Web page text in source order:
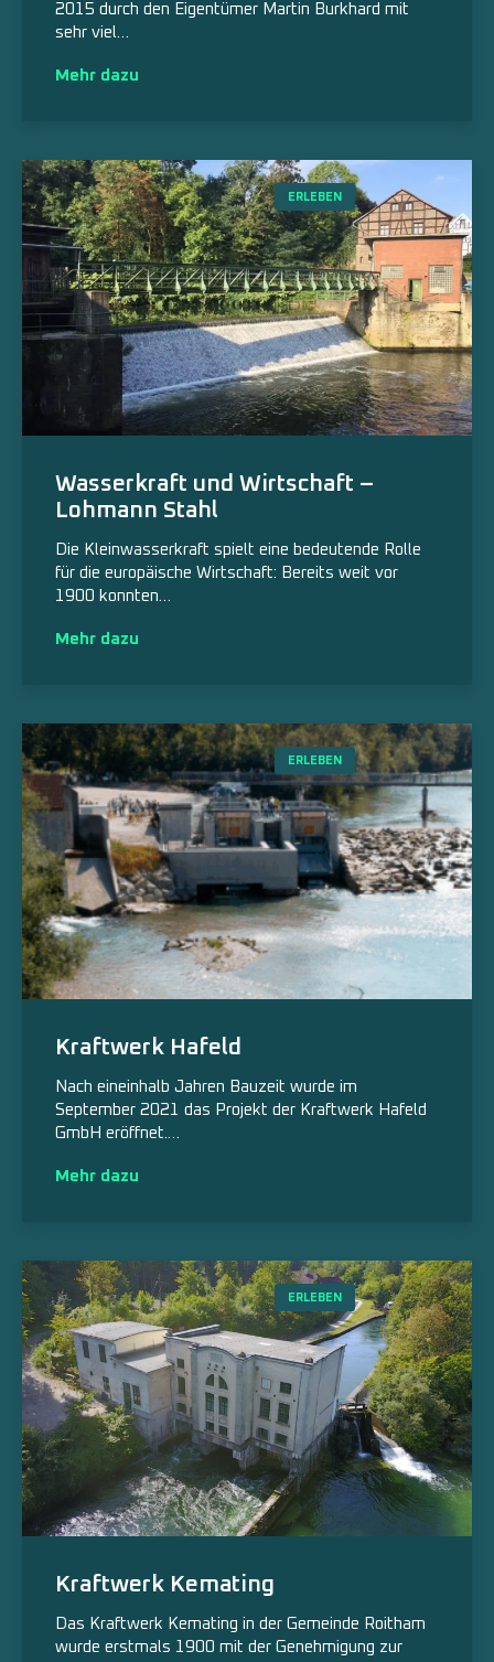
2015 durch den Eigentümer Martin Burkhard mit
sehr viel…
Mehr dazu
ERLEBEN
Wasserkraft und Wirtschaft –
Lohmann Stahl
Die Kleinwasserkraft spielt eine bedeutende Rolle
für die europäische Wirtschaft: Bereits weit vor
1900 konnten…
Mehr dazu
ERLEBEN
Kraftwerk Hafeld
Nach eineinhalb Jahren Bauzeit wurde im
September 2021 das Projekt der Kraftwerk Hafeld
GmbH eröffnet.…
Mehr dazu
ERLEBEN
Kraftwerk Kemating
Das Kraftwerk Kemating in der Gemeinde Roitham
wurde erstmals 1900 mit der Genehmigung zur